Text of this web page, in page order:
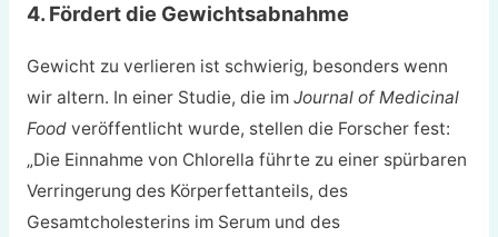
4. Fördert die Gewichtsabnahme
Gewicht zu verlieren ist schwierig, besonders wenn
wir altern. In einer Studie, die im Journal of Medicinal
Foodveröffentlicht wurde, stellen die Forscher fest:
„Die Einnahme von Chlorella führte zu einer spürbaren
Verringerung des Körperfettanteils, des
Gesamtcholesterins im Serum und des